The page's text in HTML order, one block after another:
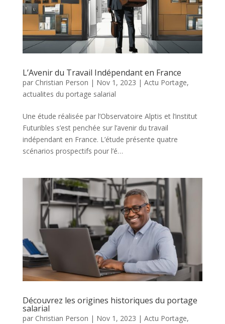
L’Avenir du Travail Indépendant en France
par Christian Person | Nov 1, 2023 | Actu Portage,
actualites du portage salarial
Une étude réalisée par l’Observatoire Alptis et l’institut
Futuribles s’est penchée sur l’avenir du travail
indépendant en France. L’étude présente quatre
scénarios prospectifs pour l’é…
Découvrez les origines historiques du portage
salarial
par Christian Person | Nov 1, 2023 | Actu Portage,